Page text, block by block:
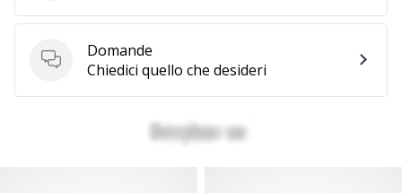
Domande
Domande
Chiedici quello che desideri